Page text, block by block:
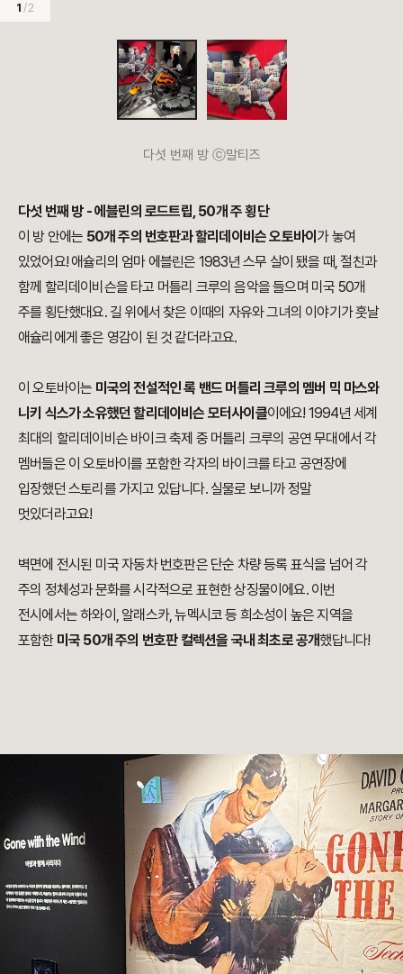
1 / 2
다섯 번째 방 ⓒ말티즈
다섯 번째 방 - 에블린의 로드트립, 50개 주 횡단
이 방 안에는 50개 주의 번호판과 할리데이비슨 오토바이 가 놓여
있었어요! 애슐리의 엄마 에블린은 1983년 스무 살이 됐을 때, 절친과
함께 할리데이비슨을 타고 머틀리 크루의 음악을 들으며 미국 50개
주를 횡단했대요. 길 위에서 찾은 이때의 자유와 그녀의 이야기가 훗날
애슐리에게 좋은 영감이 된 것 같더라고요.
이 오토바이는 미국의 전설적인 록 밴드 머틀리 크루의 멤버 믹 마스와
니키 식스가 소유했던 할리데이비슨 모터사이클이에요! 1994년 세계
최대의 할리데이비슨 바이크 축제 중 머틀리 크루의 공연 무대에서 각
멤버들은 이 오토바이를 포함한 각자의 바이크를 타고 공연장에
입장했던 스토리를 가지고 있답니다. 실물로 보니까 정말
멋있더라고요!
벽면에 전시된 미국 자동차 번호판은 단순 차량 등록 표식을 넘어 각
주의 정체성과 문화를 시각적으로 표현한 상징물이에요. 이번
전시에서는 하와이, 알래스카, 뉴멕시코 등 희소성이 높은 지역을
포함한 미국 50개 주의 번호판 컬렉션을 국내 최초로 공개했답니다!